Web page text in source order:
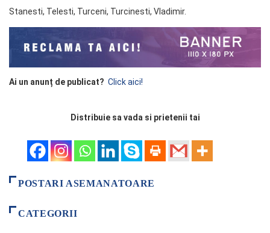
Stanesti, Telesti, Turceni, Turcinesti, Vladimir.
Ai un anunț de publicat? Click aici!
Distribuie sa vada si prietenii tai
POSTARI ASEMANATOARE
CATEGORII